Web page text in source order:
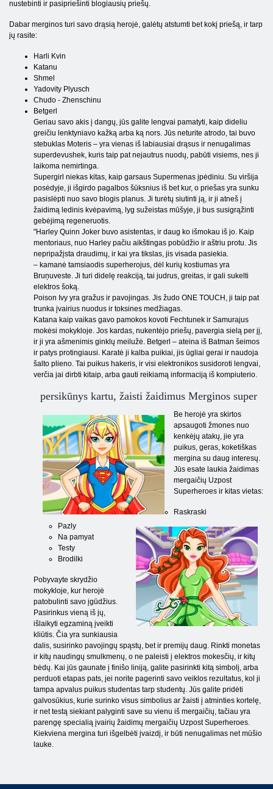
nustebinti ir pasipriešinti blogiausių priešų.
Dabar merginos turi savo drąsią herojė, galėtų atstumti bet kokį priešą, ir tarp
jų rasite:
Harli Kvin
Katanu
Shmel
Yadovity Plyusch
Chudo - Zhenschinu
Betgerl
Geriau savo akis į dangų, jūs galite lengvai pamatyti, kaip dideliu
greičiu lenktyniavo kažką arba ką nors. Jūs neturite atrodo, tai buvo
stebuklas Moteris – yra vienas iš labiausiai drąsus ir nenugalimas
superdevushek, kuris taip pat nejautrus nuodų, pabūti visiems, nes ji
laikoma nemirtinga.
Supergirl niekas kitas, kaip garsaus Supermenas įpėdiniu. Su viršija
posėdyje, ji išgirdo pagalbos šūksnius iš bet kur, o priešas yra sunku
pasislėpti nuo savo blogis planus. Ji turėtų siutinti ją, ir ji atneš į
žaidimą ledinis kvėpavimą, lyg sužeistas mūšyje, ji bus susigrąžinti
gebėjimą regeneruotis.
"Harley Quinn Joker buvo asistentas, ir daug ko išmokau iš jo. Kaip
mentoriaus, nuo Harley pačiu aikštingas pobūdžio ir aštriu protu. Jis
nepripažįsta draudimų, ir kai yra tikslas, jis visada pasiekia.
– kamanė tamsiaodis superherojus, dėl kurių kostiumas yra
Bruņuveste. Ji turi didelę reakciją, tai judrus, greitas, ir gali sukelti
elektros šoką.
Poison Ivy yra gražus ir pavojingas. Jis žudo ONE TOUCH, ji taip pat
trunka įvairius nuodus ir toksines medžiagas.
Katana kaip vaikas gavo pamokos kovoti Fechtunek ir Samurajus
mokėsi mokykloje. Jos kardas, nukentėjo priešų, pavergia sielą per jį,
ir ji yra ašmenimis ginklų meilužė. Betgerl – ateina iš Batman šeimos
ir patys protingiausi. Karatė ji kalba puikiai, jis ūgliai gerai ir naudoja
šalto plieno. Tai puikus hakeris, ir visi elektronikos susidoroti lengvai,
verčia jai dirbti kitaip, arba gauti reikiamą informaciją iš kompiuterio.
persikūnys kartu, žaisti žaidimus Merginos super
Be herojė yra skirtos
apsaugoti žmones nuo
kenkėjų atakų, jie yra
puikus, geras, koketiškas
mergina su daug interesų.
Jūs esate laukia žaidimas
mergaičių Uzpost
Superheroes ir kitas vietas:
Raskraski
Pazly
Na pamyat
Testy
Brodilki
Pobyvayte skrydžio
mokykloje, kur herojė
patobulinti savo įgūdžius.
Pasirinkus vieną iš jų,
išlaikyti egzaminą įveikti
kliūtis. Čia yra sunkiausia
dalis, susirinko pavojingų spąstų, bet ir premijų daug. Rinkti monetas
ir kitų naudingų smulkmenų, o ne paleisti į elektros mokesčių, ir kitų
bėdų. Kai jūs gaunate į finišo liniją, galite pasirinkti kitą simbolį, arba
perduoti etapas pats, jei norite pagerinti savo veiklos rezultatus, kol ji
tampa apvalus puikus studentas tarp studentų. Jūs galite pridėti
galvosūkius, kurie surinko visus simbolius ar žaisti į atminties kortelę,
ir net testą siekiant palyginti save su vienu iš mergaičių, tačiau yra
parengę specialią įvairių žaidimų mergaičių Uzpost Superheroes.
Kiekviena mergina turi išgelbėti įvaizdį, ir būti nenugalimas net mūšio
lauke.